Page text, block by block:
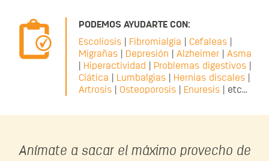
PODEMOS AYUDARTE CON:
Escoliosis| Fibromialgia Cefaleas|
Migrañas| Depresión Alzheimer| Asma
Hiperactividad Problemas digestivos|
Ciática
Lumbalgias| Hernias discales|
Artrosis| Osteoporosis| Enuresis| etc...
Anímate a sacar el máximo provecho de